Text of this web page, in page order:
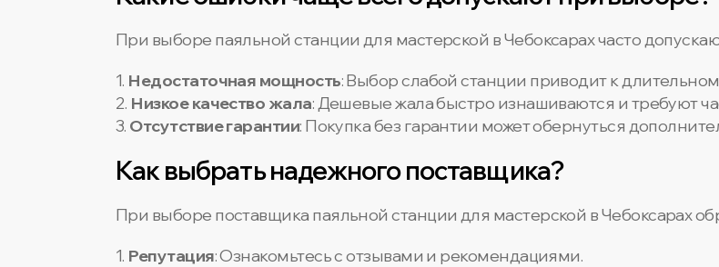
При выборе паяльной станции для мастерской в Чебоксарах часто
1. Недостаточная мощность: Выбор слабой станции приводит к
2. Низкое качество жала: Дешевые жала быстро изнашиваются и требуют
3. Отсутствие гарантии: Покупка без гарантии может обернуться
Как выбрать надежного поставщика?
При выборе поставщика паяльной станции для мастерской в Чебоксарах
1. Репутация: Ознакомьтесь с отзывами и рекомендациями.